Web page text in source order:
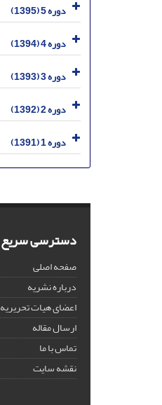
دوره 5 (1395)
دوره 4 (1394)
دوره 3 (1393)
دوره 2 (1392)
دوره 1 (1391)
دسترسی سریع
صفحه اصلی
درباره نشریه
اعضای هیات تحریریه
ارسال مقاله
تماس با ما
نقشه سایت